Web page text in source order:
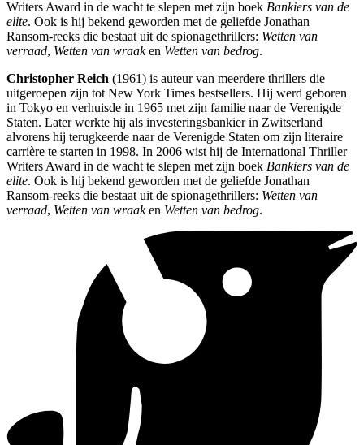
Writers Award in de wacht te slepen met zijn boek Bankiers van de
elite. Ook is hij bekend geworden met de geliefde Jonathan
Ransom-reeks die bestaat uit de spionagethrillers: Wetten van
verraad, Wetten van wraaken Wetten van bedrog.
Christopher Reich (1961) is auteur van meerdere thrillers die
uitgeroepen zijn tot New York Times bestsellers. Hij werd geboren
in Tokyo en verhuisde in 1965 met zijn familie naar de Verenigde
Staten. Later werkte hij als investeringsbankier in Zwitserland
alvorens hij terugkeerde naar de Verenigde Staten om zijn literaire
carrière te starten in 1998. In 2006 wist hij de International Thriller
Writers Award in de wacht te slepen met zijn boek Bankiers van de
elite. Ook is hij bekend geworden met de geliefde Jonathan
Ransom-reeks die bestaat uit de spionagethrillers: Wetten van
verraad, Wetten van wraaken Wetten van bedrog.